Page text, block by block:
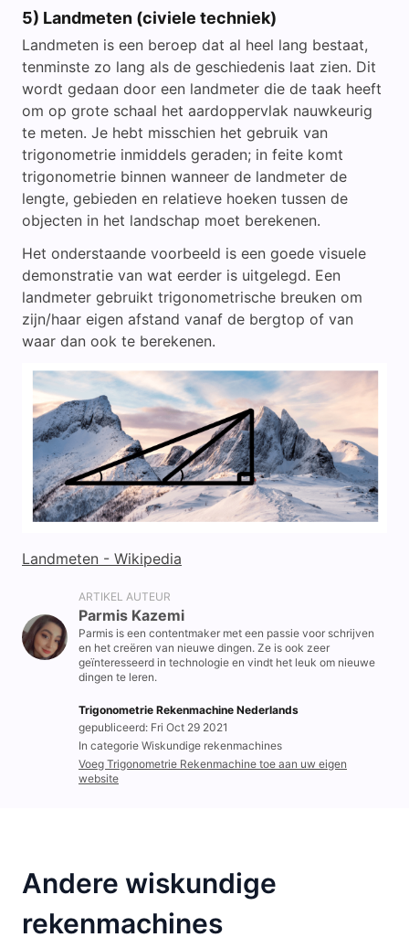
5) Landmeten (civiele techniek)
Landmeten is een beroep dat al heel lang bestaat,
tenminste zo lang als de geschiedenis laat zien. Dit
wordt gedaan door een landmeter die de taak heeft
om op grote schaal het aardoppervlak nauwkeurig
te meten. Je hebt misschien het gebruik van
trigonometrie inmiddels geraden; in feite komt
trigonometrie binnen wanneer de landmeter de
lengte, gebieden en relatieve hoeken tussen de
objecten in het landschap moet berekenen.
Het onderstaande voorbeeld is een goede visuele
demonstratie van wat eerder is uitgelegd. Een
landmeter gebruikt trigonometrische breuken om
zijn/haar eigen afstand vanaf de bergtop of van
waar dan ook te berekenen.
Landmeten - Wikipedia
ARTIKEL AUTEUR
Parmis Kazemi
Parmis is een contentmaker met een passie voor schrijven
en het creëren van nieuwe dingen. Ze is ook zeer
geïnteresseerd in technologie en vindt het leuk om nieuwe
dingen te leren.
Trigonometrie Rekenmachine Nederlands
gepubliceerd: Fri Oct 29 2021
In categorie Wiskundige rekenmachines
Voeg Trigonometrie Rekenmachine toe aan uw eigen
website
Andere wiskundige
rekenmachines